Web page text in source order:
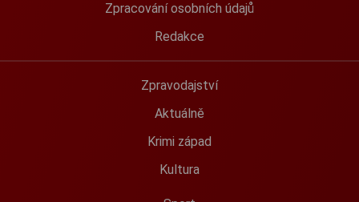
Zpracování osobních údajů
Redakce
Zpravodajství
Aktuálně
Krimi západ
Kultura